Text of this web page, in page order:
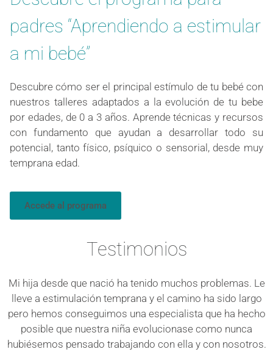
padres “Aprendiendo a estimular
a mi bebé”
Descubre cómo ser el principal estímulo de tu bebé con
nuestros talleres adaptados a la evolución de tu bebe
por edades, de 0 a 3 años. Aprende técnicas y recursos
con fundamento que ayudan a desarrollar todo su
potencial, tanto físico, psíquico o sensorial, desde muy
temprana edad.
Accede al programa
Testimonios
Mi hija desde que nació ha tenido muchos problemas. Le
lleve a estimulación temprana y el camino ha sido largo
pero hemos conseguimos una especialista que ha hecho
posible que nuestra niña evolucionase como nunca
hubiésemos pensado trabajando con ella y con nosotros.